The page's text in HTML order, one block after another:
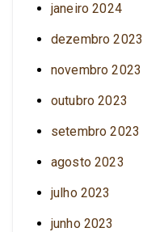
janeiro 2024
dezembro 2023
novembro 2023
outubro 2023
setembro 2023
agosto 2023
julho 2023
junho 2023